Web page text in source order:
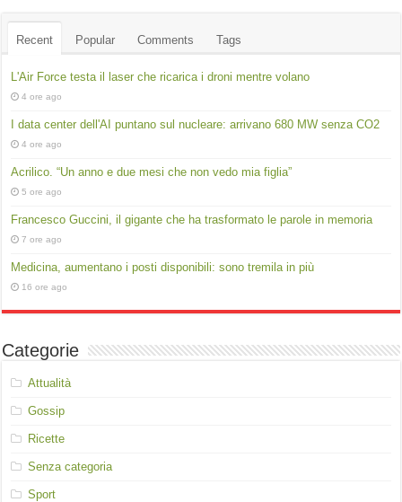
Recent Popular Comments Tags
L'Air Force testa il laser che ricarica i droni mentre volano
4 ore ago
I data center dell'AI puntano sul nucleare: arrivano 680 MW senza CO2
4 ore ago
Acrilico. “Un anno e due mesi che non vedo mia figlia”
5 ore ago
Francesco Guccini, il gigante che ha trasformato le parole in memoria
7 ore ago
Medicina, aumentano i posti disponibili: sono tremila in più
16 ore ago
Categorie
Attualità
Gossip
Ricette
Senza categoria
Sport